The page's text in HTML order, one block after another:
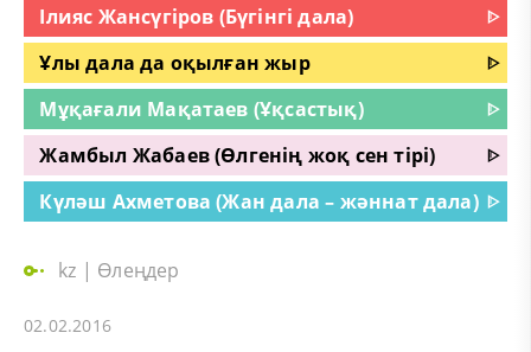
Ілияс Жансүгіров (Бүгінгі дала)
ᐈ
Ұлы дала да оқылған жыр
ᐈ
Мұқағали Мақатаев (Ұқсастық)
ᐈ
Жамбыл Жабаев (Өлгенің жоқ сен тірі)
ᐈ
Күләш Ахметова (Жан дала – жәннат дала) ᐈ
kz | Өлеңдер
02.02.2016